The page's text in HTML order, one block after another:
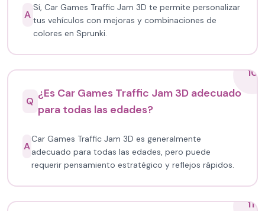
A
Sí, Car Games Traffic Jam 3D te permite personalizar
tus vehículos con mejoras y combinaciones de
colores en Sprunki.
10
Q
¿Es Car Games Traffic Jam 3D adecuado
para todas las edades?
A
Car Games Traffic Jam 3D es generalmente
adecuado para todas las edades, pero puede
requerir pensamiento estratégico y reflejos rápidos.
11